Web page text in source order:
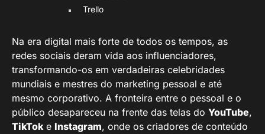
Trello
Na era digital mais forte de todos os tempos, as
redes sociais deram vida aos influenciadores,
transformando-os em verdadeiras celebridades
mundiais e mestres do marketing pessoal e até
mesmo corporativo. A fronteira entre o pessoal e o
público desapareceu na frente das telas do YouTube,
TikToke Instagram, onde os criadores de conteúdo